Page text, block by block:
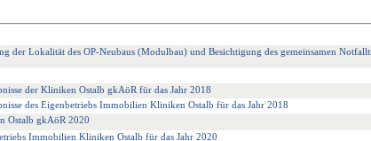
der Lokalität des OP-Neubaus (Modulbau) und Besichtigung des gemeinsamen
der Kliniken Ostalb gkAöR für das Jahr 2018
des Eigenbetriebs Immobilien Kliniken Ostalb für das Jahr 2018
Ostalb gkAöR 2020
Immobilien Kliniken Ostalb für das Jahr 2020